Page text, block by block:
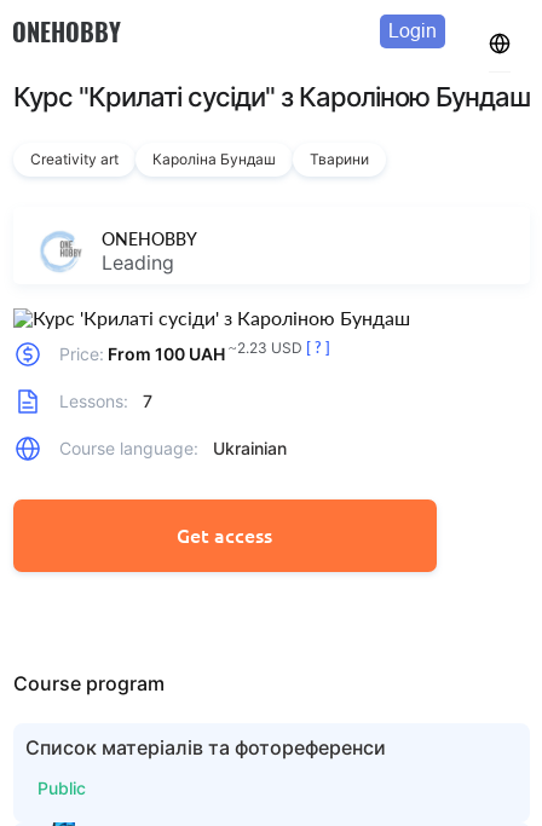
ONEHOBBY Login
Курс "Крилаті сусіди" з Кароліною Бундаш
Creativity art Кароліна Бундаш Тварини
ONEHOBBY
Leading
Price: From 100 UAH~2.23 USD [ ? ]
Lessons: 7
Course language: Ukrainian
Get access
Course program
Список матеріалів та фотореференси
Public